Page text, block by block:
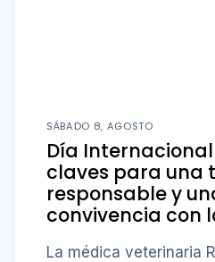
SÁBADO 8, AGOSTO
Día
claves para una
responsable y
convivencia con
La médica veterinaria